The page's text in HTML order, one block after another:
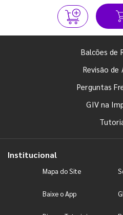
Balcões de
Revisão de
Perguntas
GIV na
Institucional
Mapa do Site
Baixe o App